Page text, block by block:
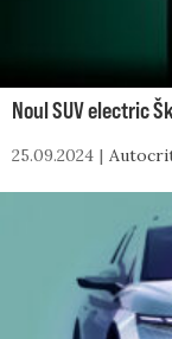
Noul SUV electric
25.09.2024